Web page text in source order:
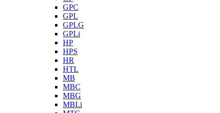
GPC
GPL
GPLG
GPLi
HP
HPS
HR
HTL
MB
MBC
MBG
MBLi